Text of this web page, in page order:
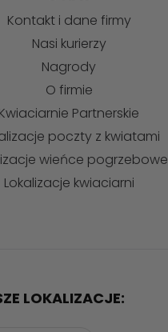
Kontakt i dane firmy
Nasi kurierzy
Nagrody
O firmie
Kwiaciarnie Partnerskie
poczty z kwiatami
wieńce pogrzebowe
Lokalizacje kwiaciarni
LOKALIZACJE: